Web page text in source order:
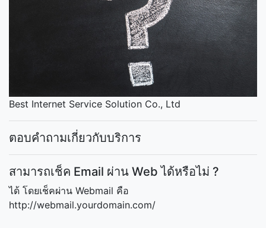
Best Internet Service Solution Co., Ltd
ตอบคำถามเกี่ยวกับบริการ
สามารถเช็ค Email ผ่าน Web ได้หรือไม่ ?
ได้ โดยเช็คผ่าน Webmail คือ
http://webmail.yourdomain.com/